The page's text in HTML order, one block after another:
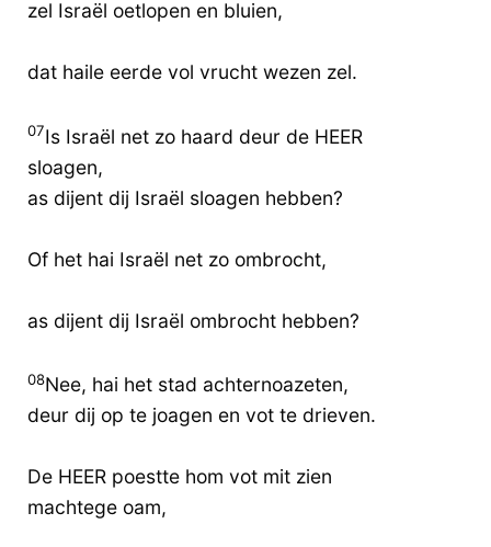
zel Israël oetlopen en bluien,
dat haile eerde vol vrucht wezen zel.
07Is Israël net zo haard deur de HEER
sloagen,
as dijent dij Israël sloagen hebben?
Of het hai Israël net zo ombrocht,
as dijent dij Israël ombrocht hebben?
08Nee, hai het stad achternoazeten,
deur dij op te joagen en vot te drieven.
De HEER poestte hom vot mit zien
machtege oam,